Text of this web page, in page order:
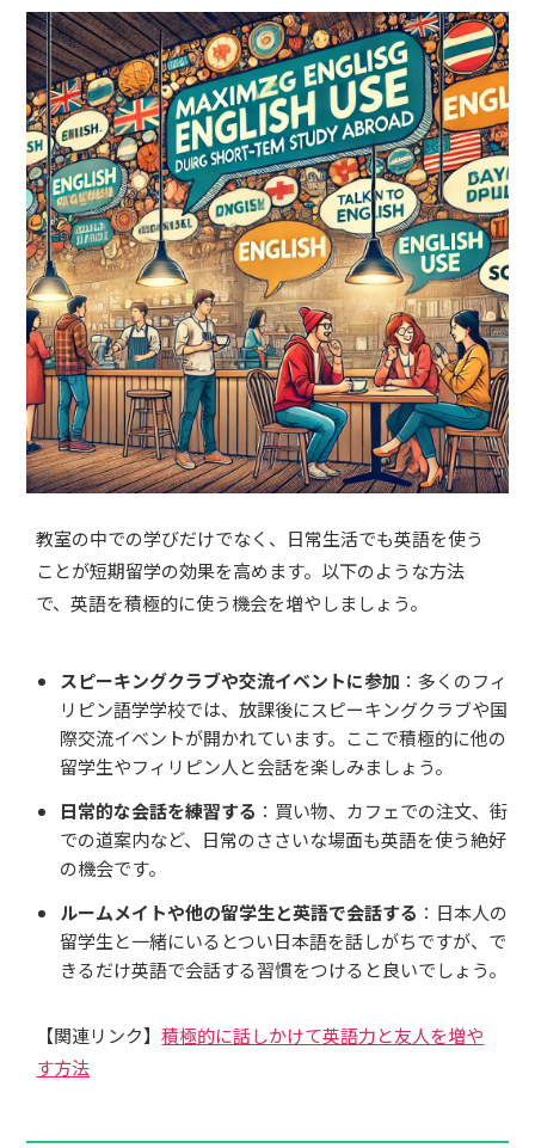
教室の中での学びだけでなく、日常生活でも英語を使う
ことが短期留学の効果を高めます。以下のような方法
で、英語を積極的に使う機会を増やしましょう。
スピーキングクラブや交流イベントに参加 ：多くのフィ
リピン語学学校では、放課後にスピーキングクラブや国
際交流イベントが開かれています。ここで積極的に他の
留学生やフィリピン人と会話を楽しみましょう。
日常的な会話を練習する ：買い物、カフェでの注文、街
での道案内など、日常のささいな場面も英語を使う絶好
の機会です。
ルームメイトや他の留学生と英語で会話する ：日本人の
留学生と一緒にいるとつい日本語を話しがちですが、で
きるだけ英語で会話する習慣をつけると良いでしょう。
【関連リンク】積極的に話しかけて英語力と友人を増や
す方法